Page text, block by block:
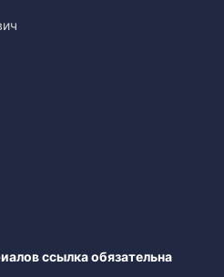
ссылка обязательна